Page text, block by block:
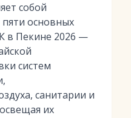
собой
основных
в Пекине 2026 —
систем
санитарии и
их